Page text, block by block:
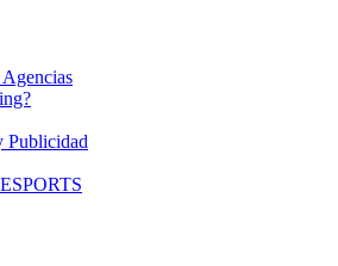
Publicidad